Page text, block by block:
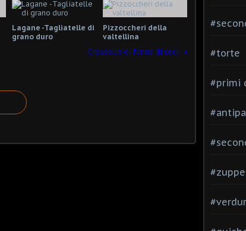
Lagane -Tagliatelle di
grano duro
Pizzoccheri della
valtellina
Crespelle di farina di ceci: #torte
#primi
#zuppe